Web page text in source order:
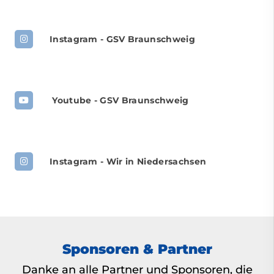
Instagram - GSV Braunschweig
Youtube - GSV Braunschweig
Instagram - Wir in Niedersachsen
Sponsoren & Partner
Danke an alle Partner und Sponsoren, die